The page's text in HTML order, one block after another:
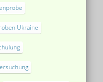
Ukraine